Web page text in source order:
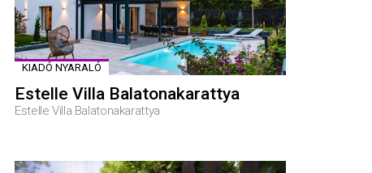
KIADÓ NYARALÓ
Estelle Villa Balatonakarattya
Estelle Villa Balatonakarattya